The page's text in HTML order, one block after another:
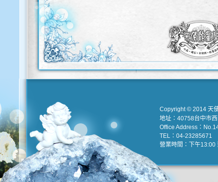
Copyright © 2014 天
地址：40758台中市
Office Address：
TEL：04-23285671
營業時間：下午13:00